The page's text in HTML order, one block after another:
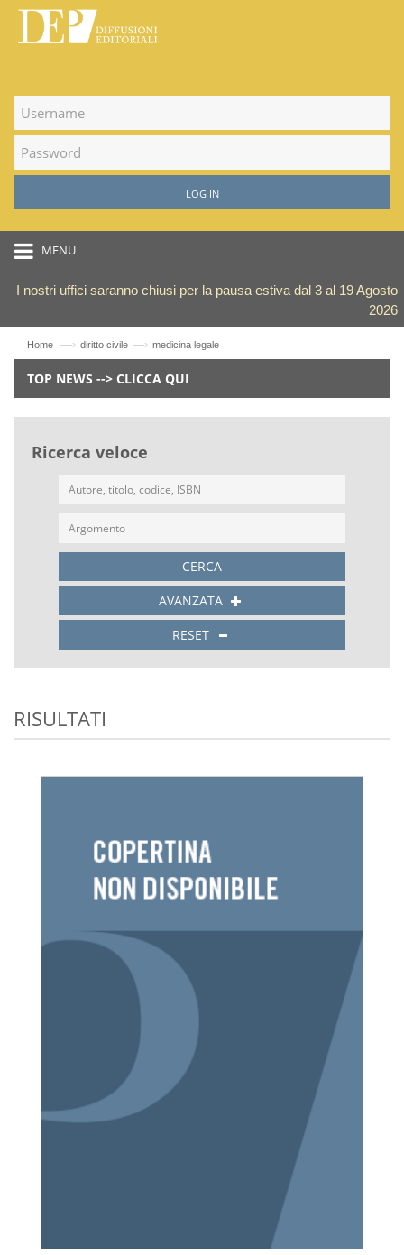
LOG IN
MENU
I nostri uffici saranno chiusi per la pausa estiva dal 3 al 19 Agosto
2026
Home —› diritto civile —› medicina legale
TOP NEWS --> CLICCA QUI
Ricerca veloce
CERCA
AVANZATA
RESET
RISULTATI